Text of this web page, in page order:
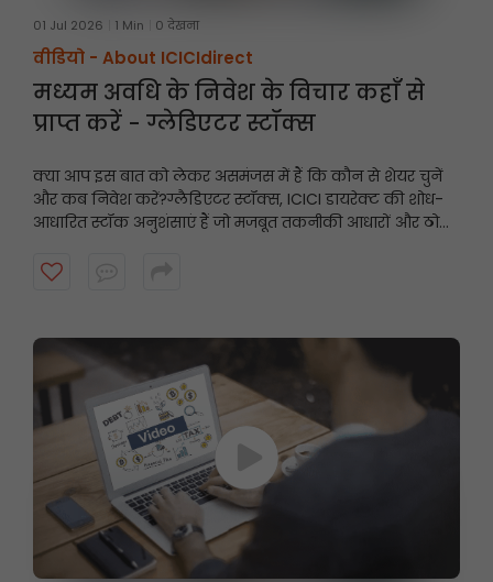
01 Jul 2026 1 Min 0 देखना
वीडियो - About ICICIdirect
मध्यम अवधि के निवेश के विचार कहाँ से
प्राप्त करें - ग्लेडिएटर स्टॉक्स
क्या आप इस बात को लेकर असमंजस में हैं कि कौन से शेयर चुनें
और कब निवेश करें?ग्लैडिएटर स्टॉक्स, ICICI डायरेक्ट की शोध-
आधारित स्टॉक अनुशंसाएं हैं जो मजबूत तकनीकी आधारों और ठोस
पर तीन महीने तक होती है। अधिक जानने के लिए वीडियो देखें।